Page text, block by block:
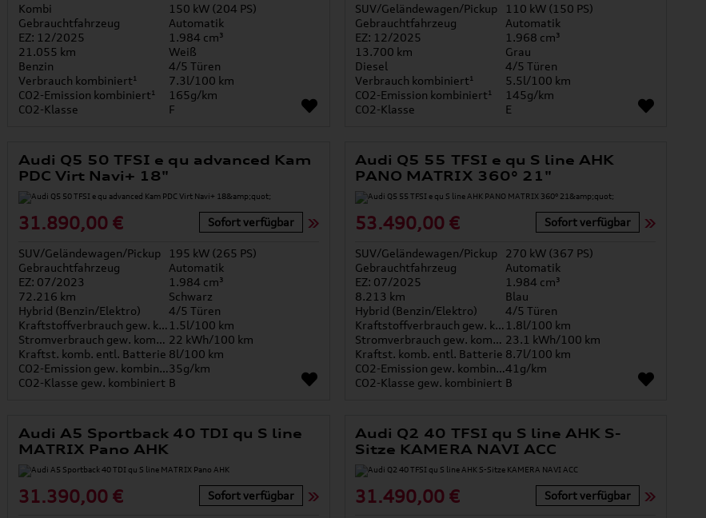
Kombi
150 kW (204 PS)
Gebrauchtfahrzeug
Automatik
EZ: 12/2025
1.984 cm³
21.055 km
Weiß
Benzin
4/5 Türen
Verbrauch kombiniert¹
7.3l/100 km
CO2-Emission kombiniert¹
165g/km
CO2-Klasse
F
SUV/Geländewagen/Pickup
110 kW (150 PS)
Gebrauchtfahrzeug
Automatik
EZ: 12/2025
1.968 cm³
13.700 km
Grau
Diesel
4/5 Türen
Verbrauch kombiniert¹
5.5l/100 km
CO2-Emission kombiniert¹
145g/km
CO2-Klasse
E
Audi Q5 50 TFSI e qu advanced Kam
PDC Virt Navi+ 18"
31.890,00 € Sofort verfügbar
SUV/Geländewagen/Pickup
195 kW (265 PS)
Gebrauchtfahrzeug
Automatik
EZ: 07/2023
1.984 cm³
72.216 km
Schwarz
Hybrid (Benzin/Elektro)
4/5 Türen
Kraftstoffverbrauch gew. kombiniert 1.5l/100 km
Stromverbrauch gew. kombiniert 22 kWh/100 km
Kraftst. komb. entl. Batterie 8l/100 km
CO2-Emission gew. kombiniert35g/km
CO2-Klasse gew. kombiniert B
Audi Q5 55 TFSI e qu S line AHK
PANO MATRIX 360° 21"
53.490,00 € Sofort verfügbar
SUV/Geländewagen/Pickup
270 kW (367 PS)
Gebrauchtfahrzeug
Automatik
EZ: 07/2025
1.984 cm³
8.213 km
Blau
Hybrid (Benzin/Elektro)
4/5 Türen
Kraftstoffverbrauch gew. kombiniert 1.8l/100 km
Stromverbrauch gew. kombiniert 23.1 kWh/100 km
Kraftst. komb. entl. Batterie 8.7l/100 km
CO2-Emission gew. kombiniert41g/km
CO2-Klasse gew. kombiniert B
Audi A5 Sportback 40 TDI qu S line
MATRIX Pano AHK
31.390,00 € Sofort verfügbar
Audi Q2 40 TFSI qu S line AHK S-
Sitze KAMERA NAVI ACC
31.490,00 € Sofort verfügbar